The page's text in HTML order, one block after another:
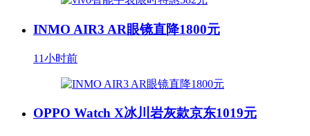
INMO AIR3 AR眼镜直降1800元
11小时前
OPPO Watch X冰川岩灰款京东1019元